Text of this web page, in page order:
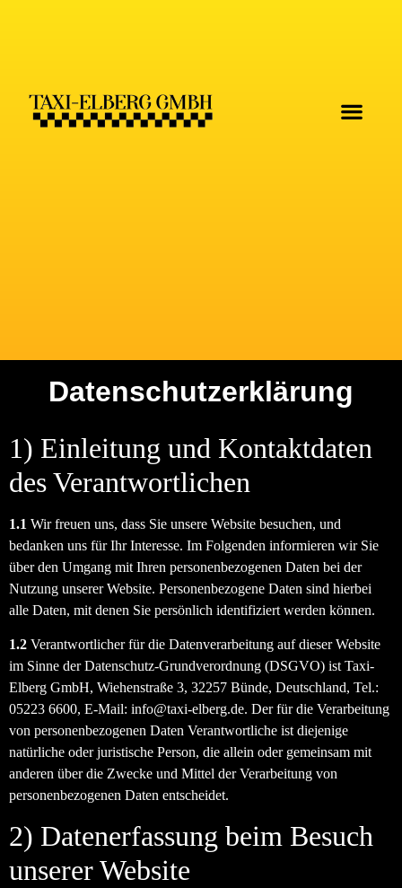
Datenschutzerklärung
1) Einleitung und Kontaktdaten
des Verantwortlichen
1.1 Wir freuen uns, dass Sie unsere Website besuchen, und
bedanken uns für Ihr Interesse. Im Folgenden informieren wir Sie
über den Umgang mit Ihren personenbezogenen Daten bei der
Nutzung unserer Website. Personenbezogene Daten sind hierbei
alle Daten, mit denen Sie persönlich identifiziert werden können.
1.2 Verantwortlicher für die Datenverarbeitung auf dieser Website
im Sinne der Datenschutz-Grundverordnung (DSGVO) ist Taxi-
Elberg GmbH, Wiehenstraße 3, 32257 Bünde, Deutschland, Tel.:
05223 6600, E-Mail: info@taxi-elberg.de. Der für die Verarbeitung
von personenbezogenen Daten Verantwortliche ist diejenige
natürliche oder juristische Person, die allein oder gemeinsam mit
anderen über die Zwecke und Mittel der Verarbeitung von
personenbezogenen Daten entscheidet.
2) Datenerfassung beim Besuch
unserer Website